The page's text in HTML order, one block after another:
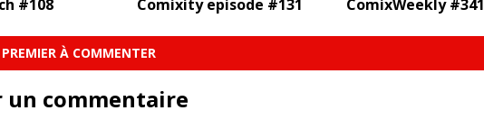
#108 Comixity episode #131 ComixWeekly #341
PREMIER À COMMENTER
un commentaire